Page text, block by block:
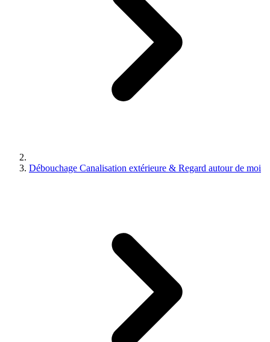
Débouchage Canalisation extérieure & Regard autour de moi